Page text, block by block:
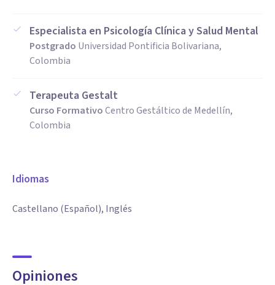
Especialista en Psicología Clínica y Salud Mental
Postgrado Universidad Pontificia Bolivariana,
Colombia
Terapeuta Gestalt
Curso FormativoCentro Gestáltico de Medellín,
Colombia
Idiomas
Castellano (Español), Inglés
Opiniones